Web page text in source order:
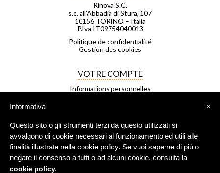
Rinova S.C.
s.c. all’Abbadia di Stura, 107
10156 TORINO – Italia
P.Iva IT09754040013
Politique de confidentialité
Gestion des cookies
VOTRE COMPTE
Informations personnelles
Mes listes d'envies
Mes alertes
FRANCHISAGE
×
Informativa
Questo sito o gli strumenti terzi da questo utilizzati si
avvalgono di cookie necessari al funzionamento ed utili alle
finalità illustrate nella cookie policy. Se vuoi saperne di più o
negare il consenso a tutti o ad alcuni cookie, consulta la
cookie policy.